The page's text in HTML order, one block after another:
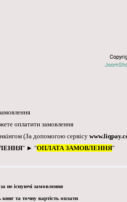
оплатити замовлення
(За допомогою сервісу
" ► "ОПЛАТА ЗАМОВЛЕННЯ"
не існуючі замовлення
та точну вартість оплати